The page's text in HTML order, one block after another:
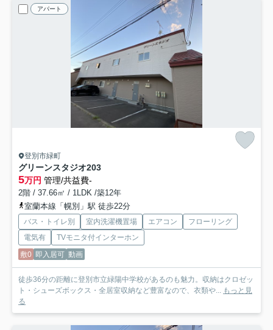
アパート
登別市緑町
グリーンスタジオ203
5万円 管理/共益費-
2階 / 37.66㎡ / 1LDK /築12年
室蘭本線「幌別」駅 徒歩22分
バス・トイレ別 室内洗濯機置場 エアコン
フローリング
電気有
TVモニタ付インターホン
敷0 即入居可 動画
徒歩36分の距離に登別市立緑陽中学校があるのも魅力。収納はクロゼッ
ト・シューズボックス・全居室収納など豊富なので、衣類や... もっと見
る